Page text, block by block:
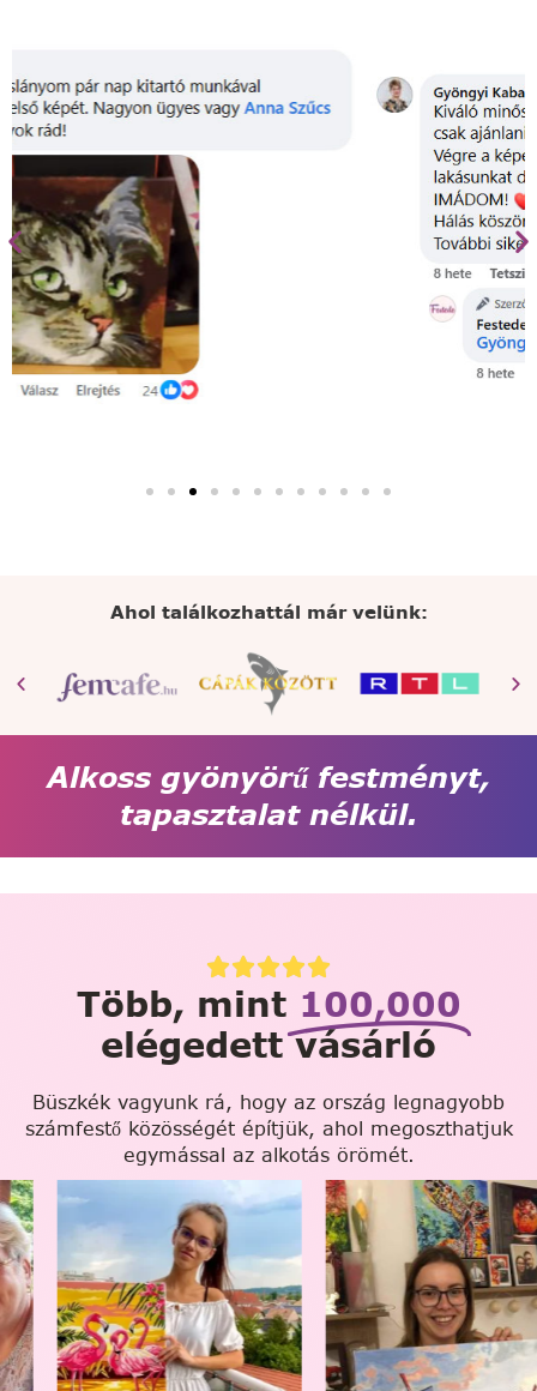
Ahol találkozhattál már velünk:
Alkoss gyönyörű festményt,
tapasztalat nélkül.
Több, mint 100,000
elégedett vásárló
Büszkék vagyunk rá, hogy az ország legnagyobb
számfestő közösségét építjük, ahol megoszthatjuk
egymással az alkotás örömét.